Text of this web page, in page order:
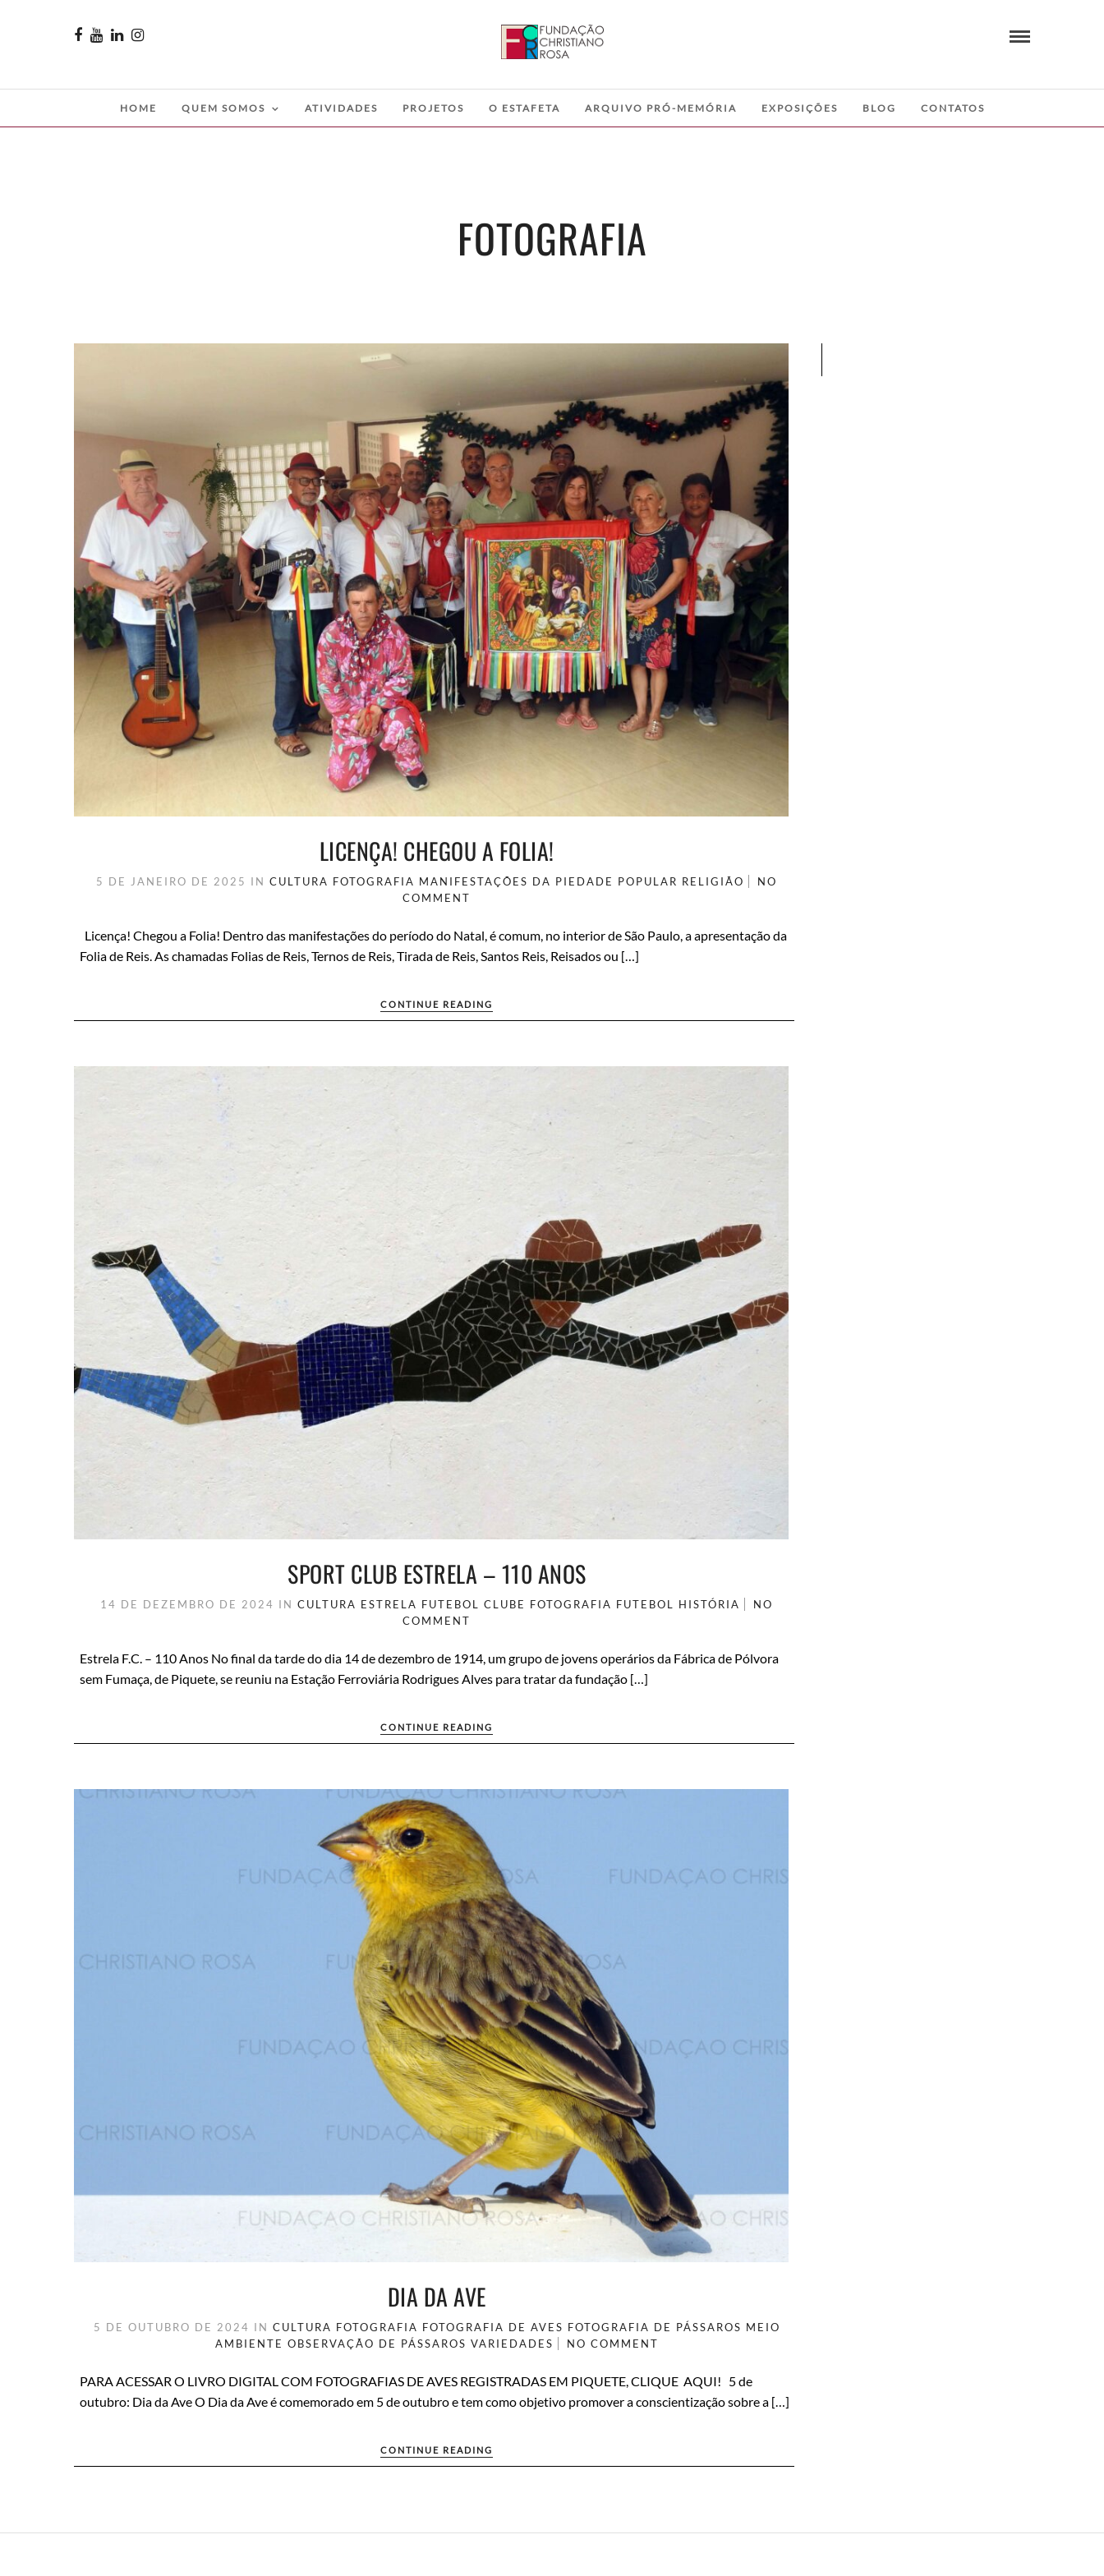
HOME QUEM SOMOS ATIVIDADES PROJETOS O ESTAFETA ARQUIVO PRÓ-MEMÓRIA EXPOSIÇÕES BLOG CONTATOS
FOTOGRAFIA
LICENÇA! CHEGOU A FOLIA!
5 DE JANEIRO DE 2025 INCULTURA FOTOGRAFIA MANIFESTAÇÕES DA PIEDADE POPULAR RELIGIÃO
NO
COMMENT
Licença! Chegou a Folia! Dentro das manifestações do período do Natal, é comum, no interior de São Paulo, a apresentação da
Folia de Reis. As chamadas Folias de Reis, Ternos de Reis, Tirada de Reis, Santos Reis, Reisados ou […]
CONTINUE READING
SPORT CLUB ESTRELA – 110 ANOS
14 DE DEZEMBRO DE 2024 INCULTURA ESTRELA FUTEBOL CLUBE FOTOGRAFIA FUTEBOL HISTÓRIA
NO
COMMENT
Estrela F.C. – 110 Anos No final da tarde do dia 14 de dezembro de 1914, um grupo de jovens operários da Fábrica de Pólvora
sem Fumaça, de Piquete, se reuniu na Estação Ferroviária Rodrigues Alves para tratar da fundação […]
CONTINUE READING
DIA DA AVE
5 DE OUTUBRO DE 2024 IN CULTURA FOTOGRAFIA FOTOGRAFIA DE AVES FOTOGRAFIA DE PÁSSAROS MEIO
AMBIENTE OBSERVAÇÃO DE PÁSSAROS VARIEDADES NO COMMENT
PARA ACESSAR O LIVRO DIGITAL COM FOTOGRAFIAS DE AVES REGISTRADAS EM PIQUETE, CLIQUE AQUI! 5 de
outubro: Dia da Ave O Dia da Ave é comemorado em 5 de outubro e tem como objetivo promover a conscientização sobre a […]
CONTINUE READING